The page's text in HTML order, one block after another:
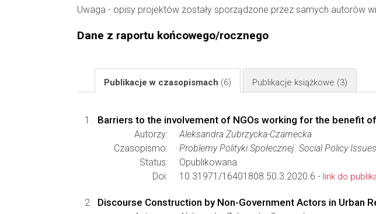
Uwaga - opisy projektów zostały sporządzone przez samych autorów
Dane z raportu końcowego/rocznego
Publikacje w czasopismach (6) Publikacje książkowe (3)
Barriers to the involvement of NGOs working for the benefit
Autorzy:
Aleksandra Zubrzycka-Czarnecka
Czasopismo:
Problemy Polityki Społecznej. Social Policy Issues
Status:
Opublikowana
Doi:
10.31971/16401808.50.3.2020.6 - link do
Discourse Construction by Non-Government Actors in Urban